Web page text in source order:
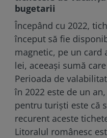
bugetarii
Începând cu 2022,
început să fie
magnetic, pe un card
lei, aceeași sumă
Perioada de
în 2022 este de un
pentru turiști este că
recurent aceste
Litoralul românesc